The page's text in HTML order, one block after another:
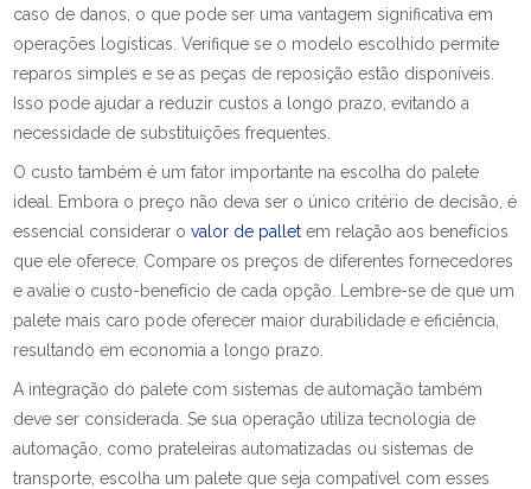
caso de danos, o que pode ser uma vantagem significativa em
operações logísticas. Verifique se o modelo escolhido permite
reparos simples e se as peças de reposição estão disponíveis.
Isso pode ajudar a reduzir custos a longo prazo, evitando a
necessidade de substituições frequentes.
O custo também é um fator importante na escolha do palete
ideal. Embora o preço não deva ser o único critério de decisão, é
essencial considerar ovalor de palletem relação aos benefícios
que ele oferece. Compare os preços de diferentes fornecedores
e avalie o custo-benefício de cada opção. Lembre-se de que um
palete mais caro pode oferecer maior durabilidade e eficiência,
resultando em economia a longo prazo.
A integração do palete com sistemas de automação também
deve ser considerada. Se sua operação utiliza tecnologia de
automação, como prateleiras automatizadas ou sistemas de
transporte, escolha um palete que seja compatível com esses